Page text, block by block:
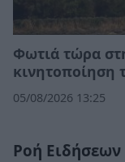
Φωτιά τώρα
κινητοποίηση
05/08/2026 13:25
Ροή Ειδήσεων